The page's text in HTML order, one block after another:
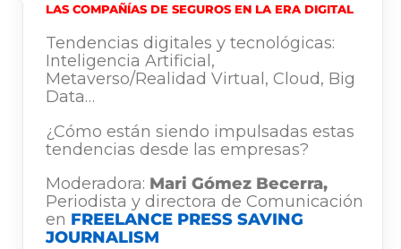
LAS COMPAÑÍAS DE SEGUROS EN LA ERA DIGITAL
Tendencias digitales y tecnológicas:
Inteligencia Artificial,
Metaverso/Realidad Virtual, Cloud, Big
Data…
¿Cómo están siendo impulsadas estas
tendencias desde las empresas?
Moderadora: Mari Gómez Becerra,
Periodista y directora de Comunicación
en FREELANCE PRESS SAVING
JOURNALISM